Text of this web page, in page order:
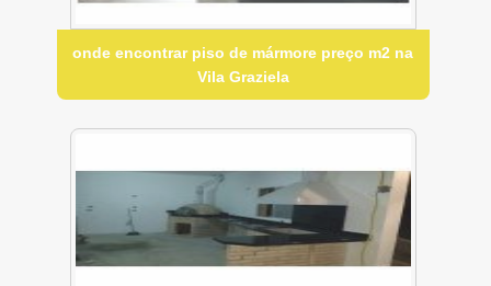
onde encontrar piso de mármore preço m2 na
Vila Graziela